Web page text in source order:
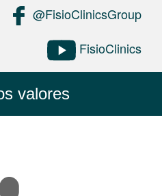
@FisioClinicsGroup
FisioClinics
valores